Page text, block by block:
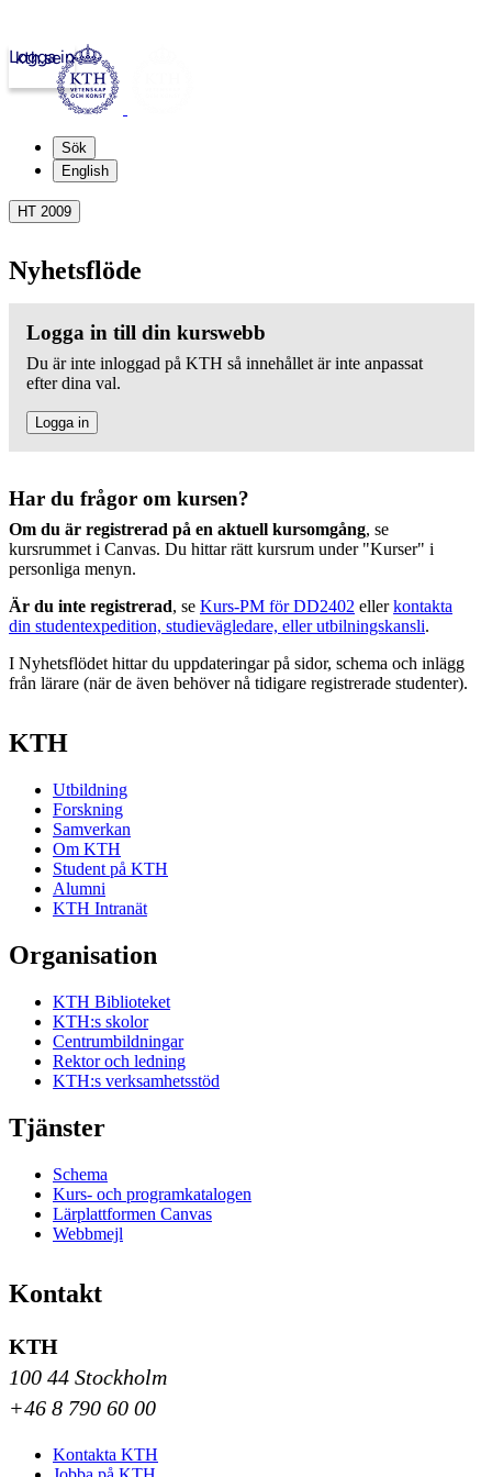
kth.se
Logga in
Sök
English
HT 2009
Nyhetsflöde
Logga in till din kurswebb
Du är inte inloggad på KTH så innehållet är inte anpassat
efter dina val.
Logga in
Har du frågor om kursen?
Om du är registrerad på en aktuell kursomgång, se
kursrummet i Canvas. Du hittar rätt kursrum under "Kurser" i
personliga menyn.
Är du inte registrerad, se Kurs-PM för DD2402 ellerkontakta
din studentexpedition, studievägledare, eller utbilningskansli.
I Nyhetsflödet hittar du uppdateringar på sidor, schema och inlägg
från lärare (när de även behöver nå tidigare registrerade studenter).
KTH
Utbildning
Forskning
Samverkan
Om KTH
Student på KTH
Alumni
KTH Intranät
Organisation
KTH Biblioteket
KTH:s skolor
Centrumbildningar
Rektor och ledning
KTH:s verksamhetsstöd
Tjänster
Schema
Kurs- och programkatalogen
Lärplattformen Canvas
Webbmejl
Kontakt
KTH
100 44 Stockholm
+46 8 790 60 00
Kontakta KTH